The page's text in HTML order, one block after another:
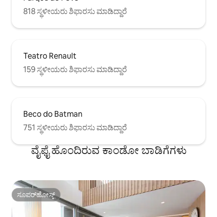
ಸ್ಟುಡಿಯೋವನ್ನು ನಿರ್ವಹಿಸುವ ಜವಾಬ್ದಾರಿಯುತ
ಹೋಸ್ಟ್‌ಗಳು ಅತ್ಯುತ್ತಮ ಸೇವೆಗೆ ಆದ್ಯತೆ ನೀಡುತ್ತಾರೆ,
ಯೋಗಕ್ಷೇಮವನ್ನು ಖಚಿತಪಡಿಸಿಕೊಳ್ಳಲು ಶ್ರಮಿಸುತ್ತಾರೆ
ಮಾಡಿ ಮತ್ತು ಸಾವೊ ಪಾಲೊದಲ್ಲಿ ಮರೆಯಲಾಗದ
818 ಸ್ಥಳೀಯರು ಶಿಫಾರಸು ಮಾಡಿದ್ದಾರೆ
Teatro Renault
159 ಸ್ಥಳೀಯರು ಶಿಫಾರಸು ಮಾಡಿದ್ದಾರೆ
Beco do Batman
751 ಸ್ಥಳೀಯರು ಶಿಫಾರಸು ಮಾಡಿದ್ದಾರೆ
ವೈಫೈ ಹೊಂದಿರುವ ಕಾಂಡೋ ಬಾಡಿಗೆಗಳು
ಸೂಪರ್‌ಹೋಸ್ಟ್
ಸೂಪರ್‌ಹೋಸ್ಟ್